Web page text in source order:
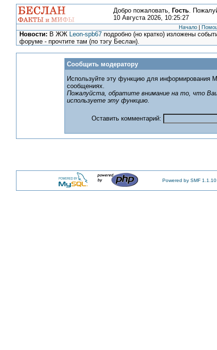
Добро пожаловать, Гость.
10 Августа 2026, 10:25:27
Начало |
Новости: В ЖЖ Leon-spb67 подробно (но кратко) изложены
форуме - прочтите там (по тэгу Беслан).
Сообщить модератору
Используйте эту функцию для информирования
сообщениях.
Пожалуйста, обратите внимание на то, что
используете эту функцию.
Оставить комментарий:
Powered by SMF 1.1.10